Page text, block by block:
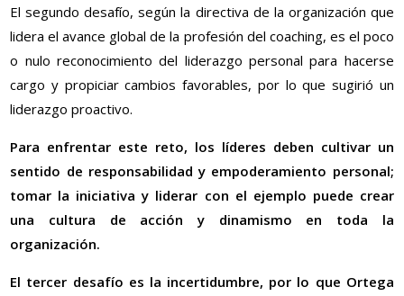
El segundo desafío, según la directiva de la organización que
lidera el avance global de la profesión del coaching, es el poco
o nulo reconocimiento del liderazgo personal para hacerse
cargo y propiciar cambios favorables, por lo que sugirió un
liderazgo proactivo.
Para enfrentar este reto, los líderes deben cultivar un
sentido de responsabilidad y empoderamiento personal;
tomar la iniciativa y liderar con el ejemplo puede crear
una cultura de acción y dinamismo en toda la
organización.
El tercer desafío es la incertidumbre, por lo que Ortega